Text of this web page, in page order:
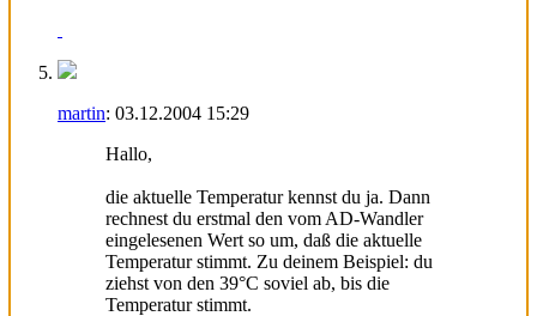
martin: 03.12.2004 15:29
Hallo,
die aktuelle Temperatur kennst du ja. Dann
rechnest du erstmal den vom AD-Wandler
eingelesenen Wert so um, daß die aktuelle
Temperatur stimmt. Zu deinem Beispiel: du
ziehst von den 39°C soviel ab, bis die
Temperatur stimmt.